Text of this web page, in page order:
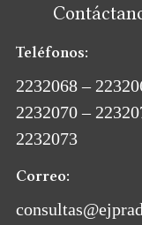
Teléfonos:
2232068 –
2232070 –
2232073
Correo: